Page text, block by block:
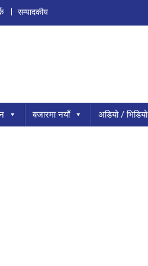
सम्पादकीय
बजारमा नयाँ अडियो / भिडियो